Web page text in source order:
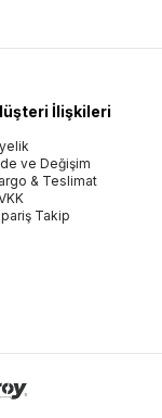
İlişkileri
ve Değişim
& Teslimat
Takip